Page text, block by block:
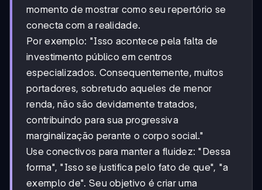
momento de mostrar como seu repertório se
conecta com a realidade.
Por exemplo: "Isso acontece pela falta de
investimento público em centros
especializados. Consequentemente, muitos
portadores, sobretudo aqueles de menor
renda, não são devidamente tratados,
contribuindo para sua progressiva
marginalização perante o corpo social."
Use conectivos para manter a fluidez: "Dessa
forma", "Isso se justifica pelo fato de que", "a
exemplo de". Seu objetivo é criar uma